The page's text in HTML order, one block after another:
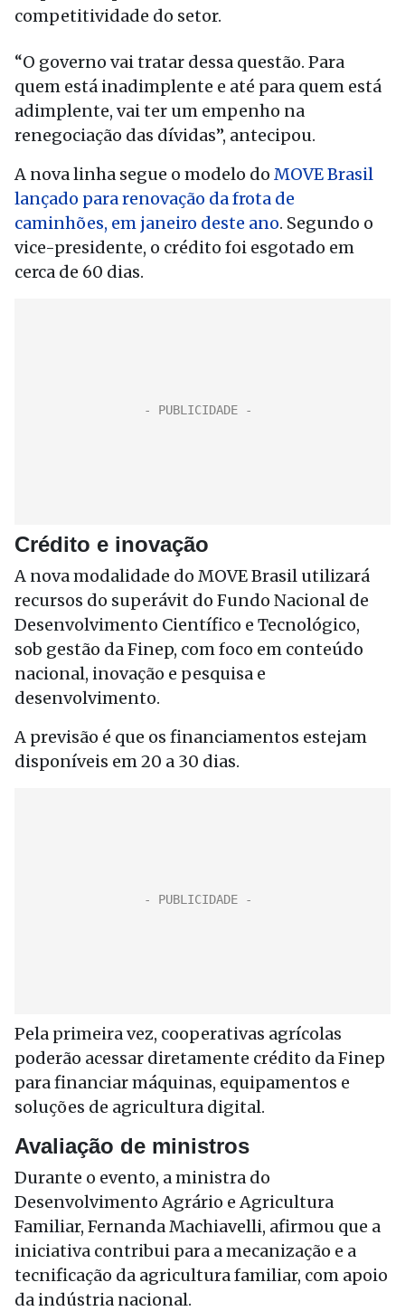
competitividade do setor.
“O governo vai tratar dessa questão. Para
quem está inadimplente e até para quem está
adimplente, vai ter um empenho na
renegociação das dívidas”, antecipou.
A nova linha segue o modelo do MOVE Brasil
lançado para renovação da frota de
caminhões, em janeiro deste ano. Segundo o
vice-presidente, o crédito foi esgotado em
cerca de 60 dias.
Crédito e inovação
A nova modalidade do MOVE Brasil utilizará
recursos do superávit do Fundo Nacional de
Desenvolvimento Científico e Tecnológico,
sob gestão da Finep, com foco em conteúdo
nacional, inovação e pesquisa e
desenvolvimento.
A previsão é que os financiamentos estejam
disponíveis em 20 a 30 dias.
Pela primeira vez, cooperativas agrícolas
poderão acessar diretamente crédito da Finep
para financiar máquinas, equipamentos e
soluções de agricultura digital.
Avaliação de ministros
Durante o evento, a ministra do
Desenvolvimento Agrário e Agricultura
Familiar, Fernanda Machiavelli, afirmou que a
iniciativa contribui para a mecanização e a
tecnificação da agricultura familiar, com apoio
da indústria nacional.